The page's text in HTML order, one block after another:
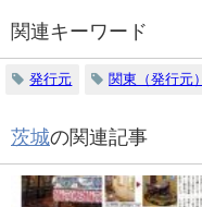
関連キーワード
発行元 関東（発行元）
茨城の関連記事